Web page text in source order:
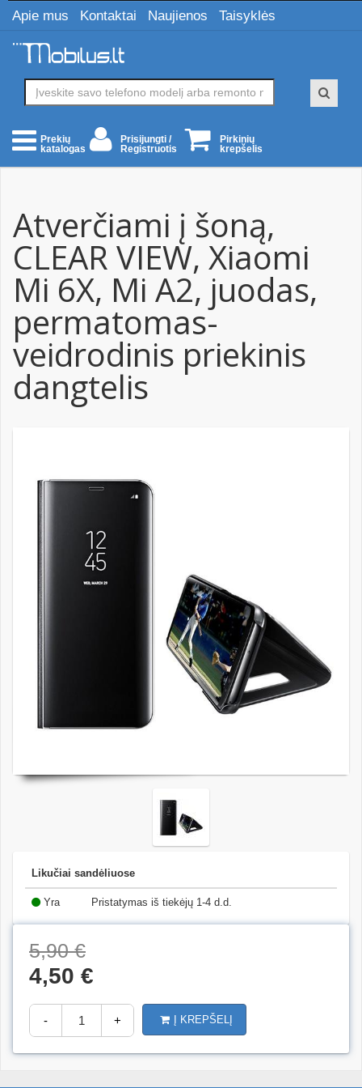
Apie mus Kontaktai Naujienos Taisyklės
Prekių
katalogas
Prisijungti /
Registruotis
Pirkinių
krepšelis
Atverčiami į šoną,
CLEAR VIEW, Xiaomi
Mi 6X, Mi A2, juodas,
permatomas-
veidrodinis priekinis
dangtelis
Likučiai sandėliuose
Yra Pristatymas iš tiekėjų 1-4 d.d.
5,90 €
4,50 €
- + Į KREPŠELĮ